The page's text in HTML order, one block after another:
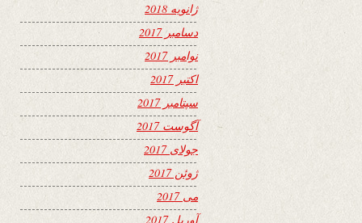
ژانویه 2018
دسامبر 2017
نوامبر 2017
اکتبر 2017
سپتامبر 2017
آگوست 2017
جولای 2017
ژوئن 2017
می 2017
آوریل 2017